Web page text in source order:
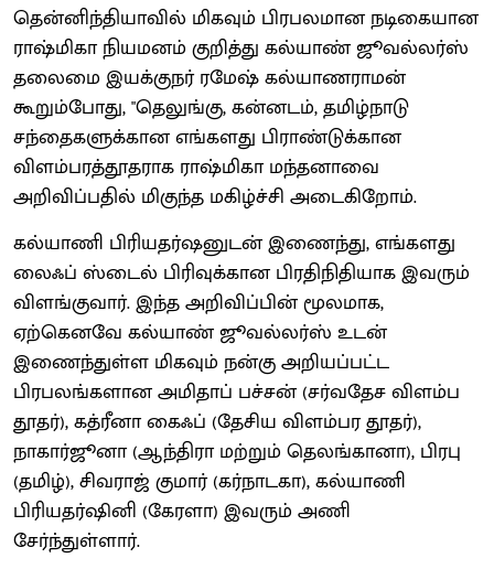
தென்னிந்தியாவில் மிகவும் பிரபலமான நடிகையான
ராஷ்மிகா நியமனம் குறித்து கல்யாண் ஜூவல்லர்ஸ்
தலைமை இயக்குநர் ரமேஷ் கல்யாணராமன்
கூறும்போது, "தெலுங்கு, கன்னடம், தமிழ்நாடு
சந்தைகளுக்கான எங்களது பிராண்டுக்கான
விளம்பரத்தூதராக ராஷ்மிகா மந்தனாவை
அறிவிப்பதில் மிகுந்த மகிழ்ச்சி அடைகிறோம்.
கல்யாணி பிரியதர்ஷனுடன் இணைந்து, எங்களது
லைஃப் ஸ்டைல் பிரிவுக்கான பிரதிநிதியாக இவரும்
விளங்குவார். இந்த அறிவிப்பின் மூலமாக,
ஏற்கெனவே கல்யாண் ஜூவல்லர்ஸ் உடன்
இணைந்துள்ள மிகவும் நன்கு அறியப்பட்ட
பிரபலங்களான அமிதாப் பச்சன் (சர்வதேச விளம்ப
தூதர்), கத்ரீனா கைஃப் (தேசிய விளம்பர தூதர்),
நாகார்ஜூனா (ஆந்திரா மற்றும் தெலங்கானா), பிரபு
(தமிழ்), சிவராஜ் குமார் (கர்நாடகா), கல்யாணி
பிரியதர்ஷினி (கேரளா) இவரும் அணி
சேர்ந்துள்ளார்.